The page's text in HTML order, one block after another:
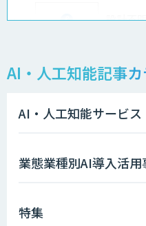
設計不
AIエー
AIエン
AI・人工知能記事
AI・人工知能サービス
業態業種別AI導入活用
特集